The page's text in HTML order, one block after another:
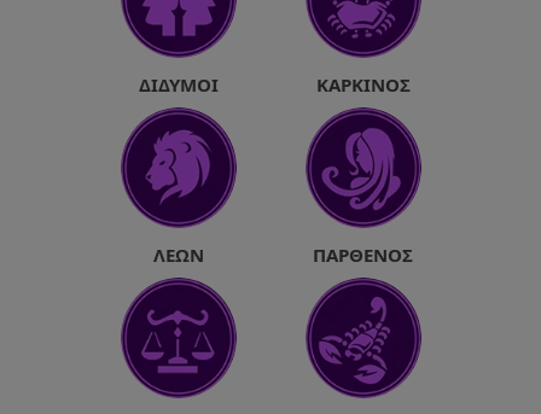
ΔΊΔΥΜΟΙ ΚΑΡΚΊΝΟΣ
ΛΈΩΝ ΠΑΡΘΈΝΟΣ